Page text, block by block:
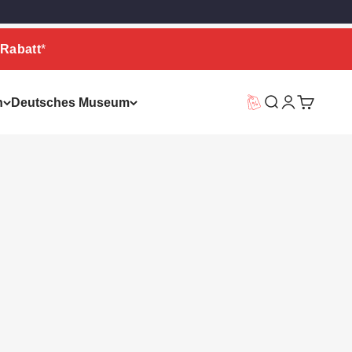
*
Deutsches Museum Vorteilswelt
Suche